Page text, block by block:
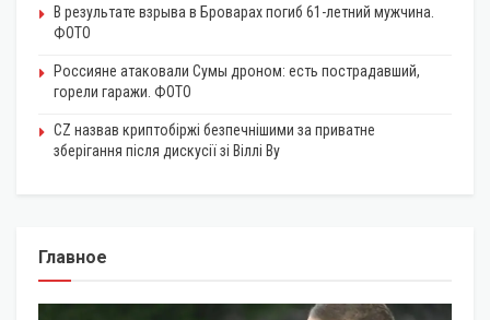
В результате взрыва в Броварах погиб 61-летний мужчина.
ФОТО
Россияне атаковали Сумы дроном: есть пострадавший,
горели гаражи. ФОТО
CZ назвав криптобіржі безпечнішими за приватне
зберігання після дискусії зі Віллі Ву
Главное